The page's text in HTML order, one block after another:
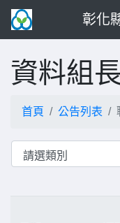
彰化
資料組
首頁 公告列表